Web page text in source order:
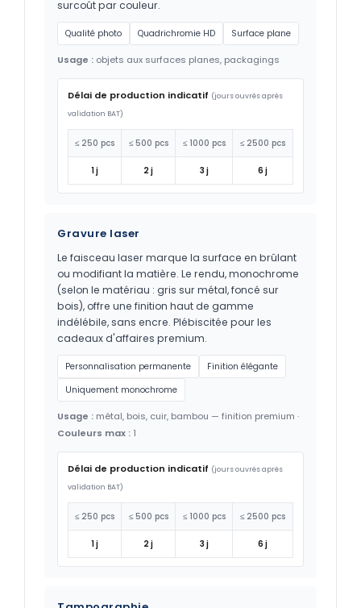
surcoût par couleur.
Qualité photo Quadrichromie HD Surface plane
Usage : objets aux surfaces planes, packagings
Délai de production indicatif (jours ouvrés après
validation BAT)
≤ 250 pcs ≤ 500 pcs ≤ 1000 pcs ≤ 2500 pcs
1 j 2 j 3 j 6 j
Gravure laser
Le faisceau laser marque la surface en brûlant
ou modifiant la matière. Le rendu, monochrome
(selon le matériau : gris sur métal, foncé sur
bois), offre une finition haut de gamme
indélébile, sans encre. Plébiscitée pour les
cadeaux d'affaires premium.
Personnalisation permanente
Finition élégante
Uniquement monochrome
Usage : métal, bois, cuir, bambou — finition premium ·
Couleurs max : 1
Délai de production indicatif (jours ouvrés après
validation BAT)
≤ 250 pcs ≤ 500 pcs ≤ 1000 pcs ≤ 2500 pcs
1 j 2 j 3 j 6 j